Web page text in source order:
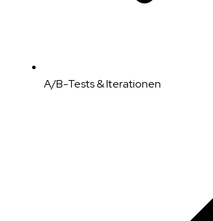
A/B-Tests & Iterationen